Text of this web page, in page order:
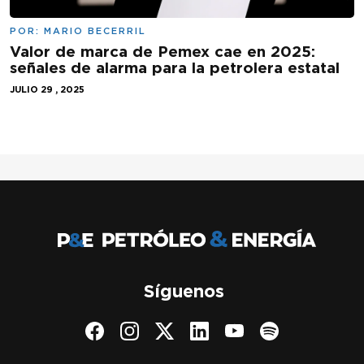
POR: MARIO BECERRIL
Valor de marca de Pemex cae en 2025:
señales de alarma para la petrolera estatal
JULIO 29 , 2025
Síguenos